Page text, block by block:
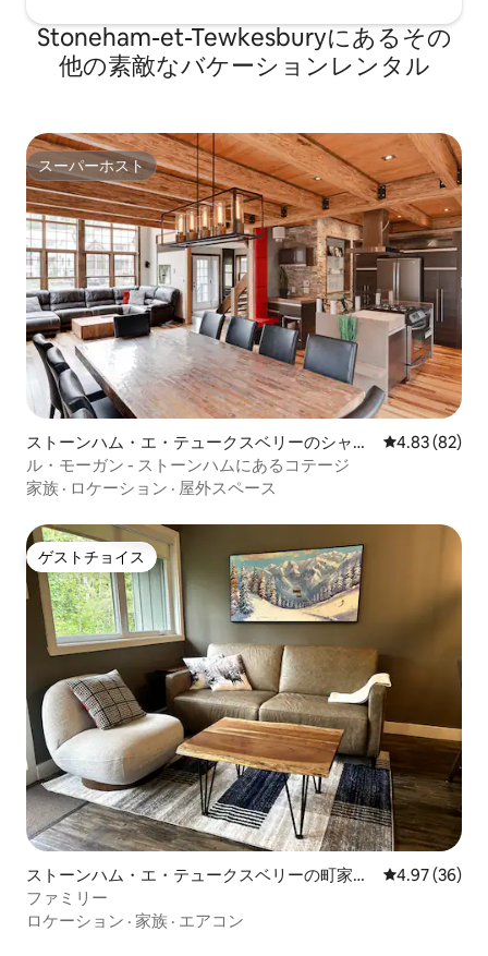
Stoneham-et-Tewkesburyにあるその
他の素敵なバケーションレンタル
スーパーホスト
スーパーホスト
ストーンハム・エ・テュークスベリーのシャレ
ー
レビュー82
4.83 (82)
ル・モーガン - ストーンハムにあるコテージ
家族 · ロケーション · 屋外スペース
ゲストチョイス
ゲストチョイス
ストーンハム・エ・テュークスベリーの町家・
長屋
レビュー36
4.97 (36)
ファミリー
ロケーション · 家族 · エアコン